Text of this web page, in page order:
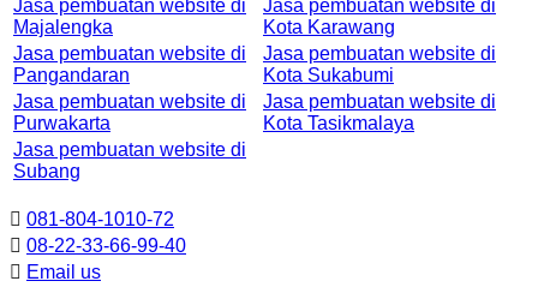
Jasa pembuatan website di
Majalengka
Jasa pembuatan website di
Kota Karawang
Jasa pembuatan website di
Pangandaran
Jasa pembuatan website di
Kota Sukabumi
Jasa pembuatan website di
Purwakarta
Jasa pembuatan website di
Kota Tasikmalaya
Jasa pembuatan website di
Subang
081-804-1010-72
08-22-33-66-99-40
Email us